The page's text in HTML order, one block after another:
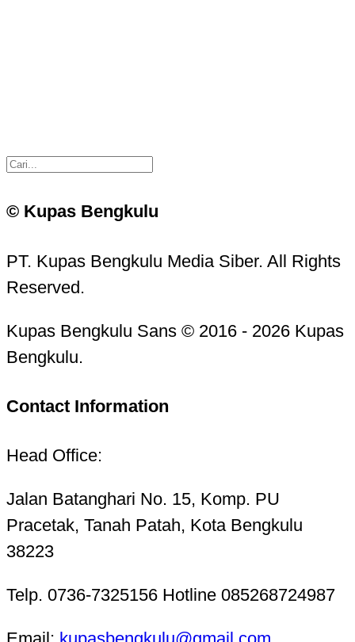
© Kupas Bengkulu
PT. Kupas Bengkulu Media Siber. All Rights
Reserved.
Kupas Bengkulu Sans © 2016 - 2026 Kupas
Bengkulu.
Contact Information
Head Office:
Jalan Batanghari No. 15, Komp. PU
Pracetak, Tanah Patah, Kota Bengkulu
38223
Telp. 0736-7325156 Hotline 085268724987